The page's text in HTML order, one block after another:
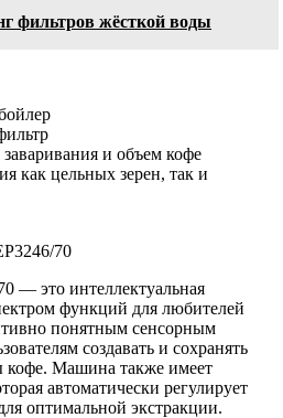
фильтров жёсткой воды
и объем кофе
как цельных зерен, так и
70
— это интеллектуальная
функций для любителей
понятным сенсорным
создавать и сохранять
кофе. Машина также имеет
автоматически регулирует
оптимальной экстракции.